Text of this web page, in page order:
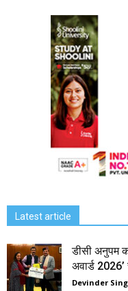
Latest article
डीसी अनुपम
अवार्ड
Devinder